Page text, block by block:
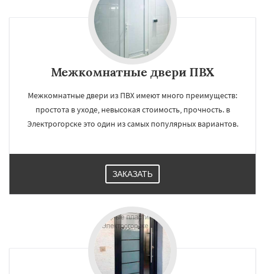
Межкомнатные двери ПВХ
Межкомнатные двери из ПВХ имеют много преимуществ:
простота в уходе, невысокая стоимость, прочность. в
Электрогорске это один из самых популярных вариантов.
ЗАКАЗАТЬ